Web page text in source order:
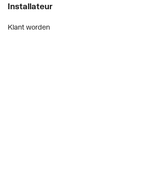
Installateur
Klant worden